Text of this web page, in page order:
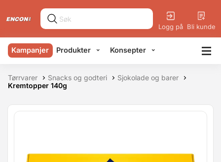
Logg på Bli kunde
Kampanjer Produkter Konsepter
Tørrvarer Snacks og godteri
Sjokolade og barer
Kremtopper 140g